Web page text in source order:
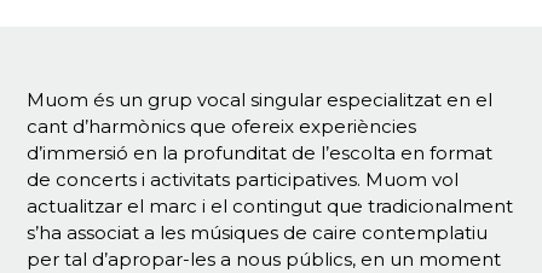
Muom és un grup vocal singular especialitzat en el
cant d’harmònics que ofereix experiències
d’immersió en la profunditat de l’escolta en format
de concerts i activitats participatives. Muom vol
actualitzar el marc i el contingut que tradicionalment
s’ha associat a les músiques de caire contemplatiu
per tal d’apropar-les a nous públics, en un moment